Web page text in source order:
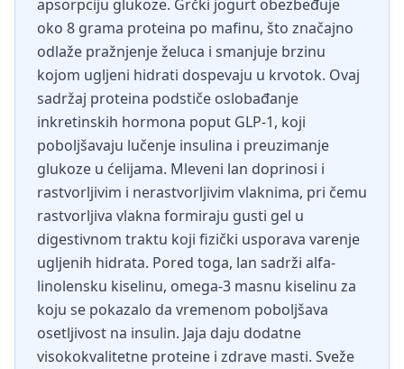
apsorpciju glukoze. Grčki jogurt obezbeđuje
oko 8 grama proteina po mafinu, što značajno
odlaže pražnjenje želuca i smanjuje brzinu
kojom ugljeni hidrati dospevaju u krvotok. Ovaj
sadržaj proteina podstiče oslobađanje
inkretinskih hormona poput GLP-1, koji
poboljšavaju lučenje insulina i preuzimanje
glukoze u ćelijama. Mleveni lan doprinosi i
rastvorljivim i nerastvorljivim vlaknima, pri čemu
rastvorljiva vlakna formiraju gusti gel u
digestivnom traktu koji fizički usporava varenje
ugljenih hidrata. Pored toga, lan sadrži alfa-
linolensku kiselinu, omega-3 masnu kiselinu za
koju se pokazalo da vremenom poboljšava
osetljivost na insulin. Jaja daju dodatne
visokokvalitetne proteine i zdrave masti. Sveže